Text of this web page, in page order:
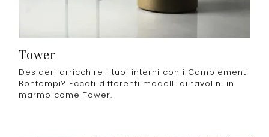
Tower
Desideri arricchire i tuoi interni con i Complementi
Bontempi? Eccoti differenti modelli di tavolini in
marmo come Tower.